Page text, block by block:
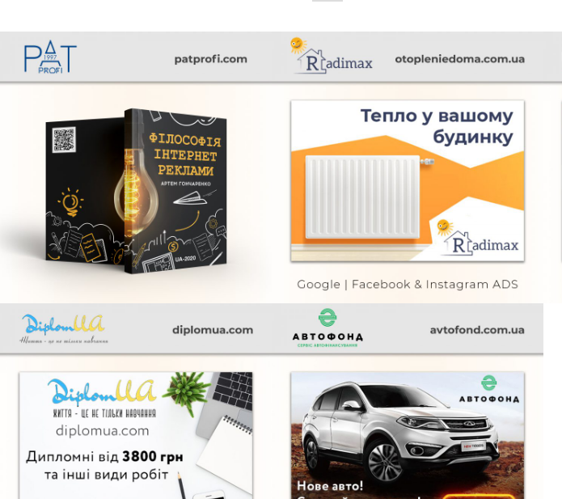
Філософія інтернет
FURNITURE
Radimax
FURNITURE